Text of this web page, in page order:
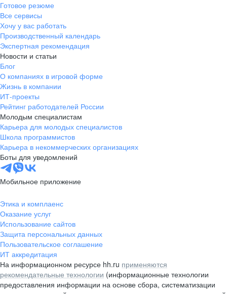
Готовое резюме
Все сервисы
Хочу у вас работать
Производственный календарь
Экспертная рекомендация
Новости и статьи
Блог
О компаниях в игровой форме
Жизнь в компании
ИТ-проекты
Рейтинг работодателей России
Молодым специалистам
Карьера для молодых специалистов
Школа программистов
Карьера в некоммерческих организациях
Боты для уведомлений
Мобильное приложение
Этика и комплаенс
Оказание услуг
Использование сайтов
Защита персональных данных
Пользовательское соглашение
ИТ аккредитация
На информационном ресурсе hh.ru применяются
рекомендательные технологии (информационные технологии
предоставления информации на основе сбора, систематизации